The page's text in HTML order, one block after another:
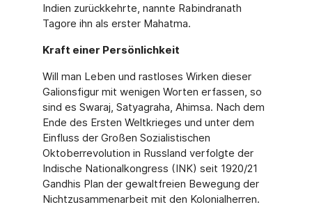
Indien zurückkehrte, nannte Rabindranath
Tagore ihn als erster Mahatma.
Kraft einer Persönlichkeit
Will man Leben und rastloses Wirken dieser
Galionsfigur mit wenigen Worten erfassen, so
sind es Swaraj, Satyagraha, Ahimsa. Nach dem
Ende des Ersten Weltkrieges und unter dem
Einfluss der Großen Sozialistischen
Oktoberrevolution in Russland verfolgte der
Indische Nationalkongress (INK) seit 1920/21
Gandhis Plan der gewaltfreien Bewegung der
Nichtzusammenarbeit mit den Kolonialherren.